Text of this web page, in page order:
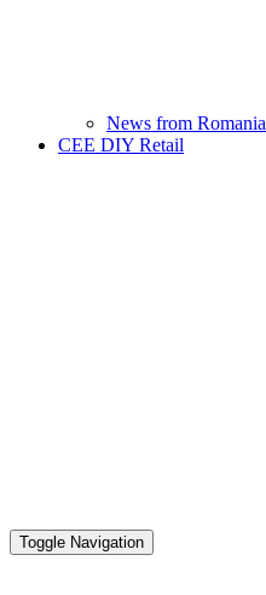
News from Romania
CEE DIY Retail
Toggle Navigation